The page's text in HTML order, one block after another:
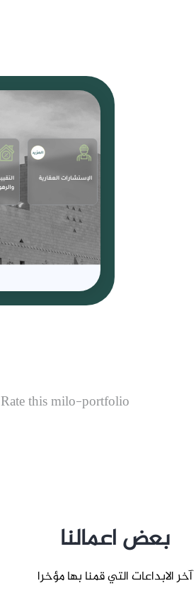
Rate this milo-portfolio
بعض اعمالنا
آخر الابداعات التي قمنا بها مؤخرا